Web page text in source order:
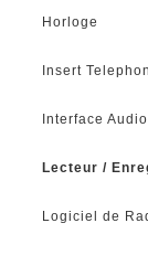
Horloge
Insert
Interface Audio
Lecteur /
Logiciel de